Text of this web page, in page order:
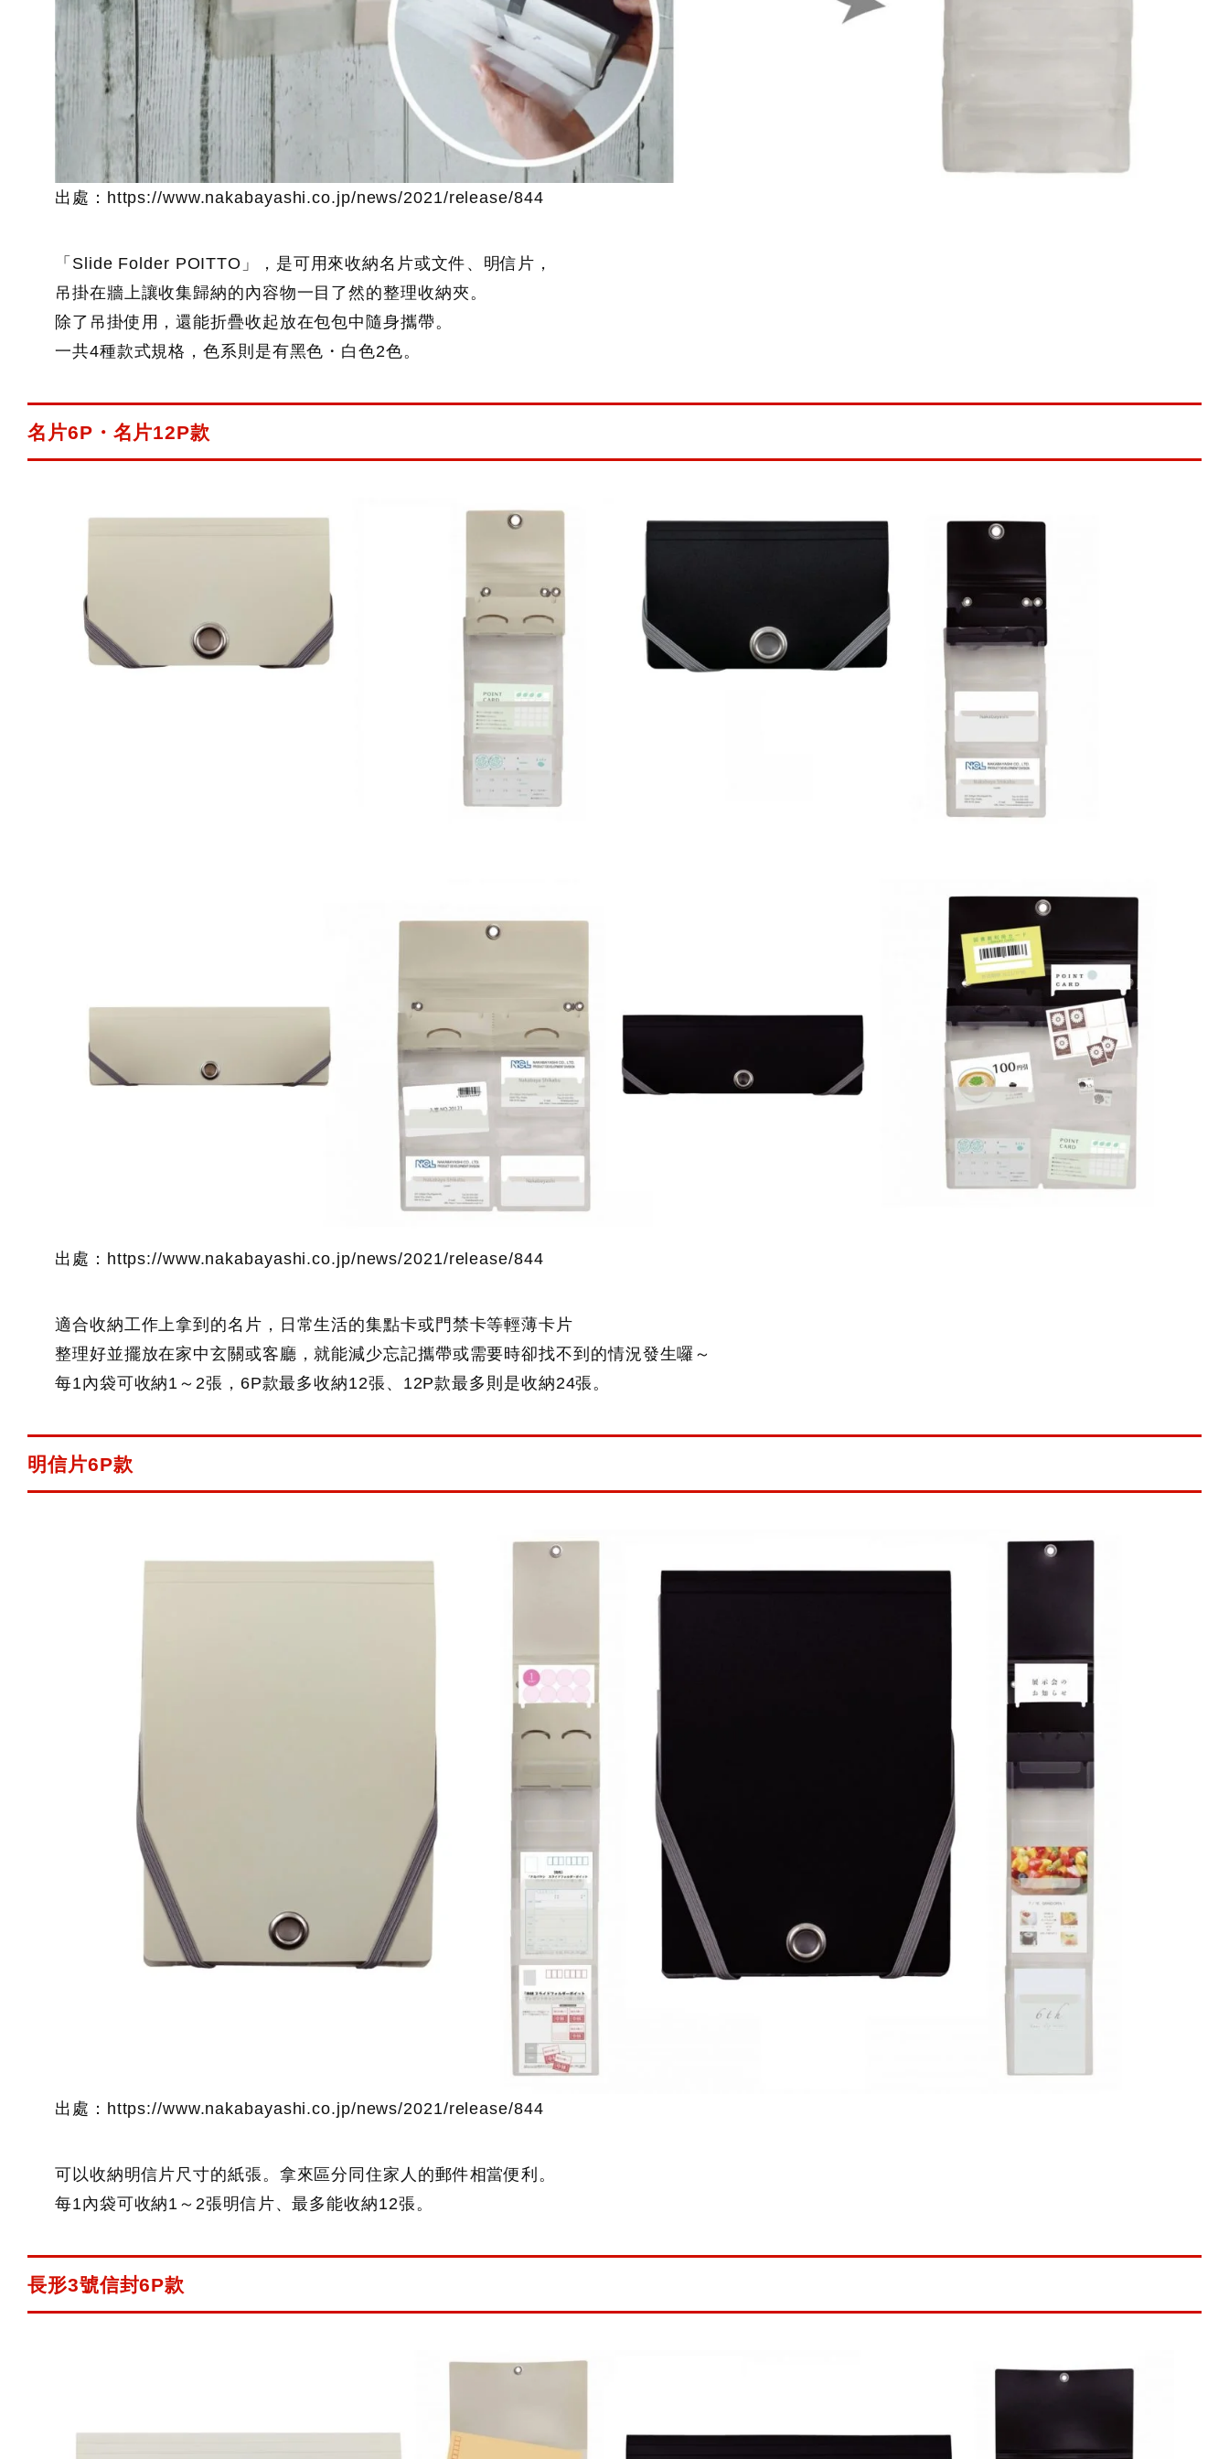
出處：https://www.nakabayashi.co.jp/news/2021/release/844
「Slide Folder POITTO」，是可用來收納名片或文件、明信片，
吊掛在牆上讓收集歸納的內容物一目了然的整理收納夾。
除了吊掛使用，還能折疊收起放在包包中隨身攜帶。
一共4種款式規格，色系則是有黑色・白色2色。
名片6P・名片12P款
出處：https://www.nakabayashi.co.jp/news/2021/release/844
適合收納工作上拿到的名片，日常生活的集點卡或門禁卡等輕薄卡片
整理好並擺放在家中玄關或客廳，就能減少忘記攜帶或需要時卻找不到的情況發生囉～
每1內袋可收納1～2張，6P款最多收納12張、12P款最多則是收納24張。
明信片6P款
出處：https://www.nakabayashi.co.jp/news/2021/release/844
可以收納明信片尺寸的紙張。拿來區分同住家人的郵件相當便利。
每1內袋可收納1～2張明信片、最多能收納12張。
長形3號信封6P款